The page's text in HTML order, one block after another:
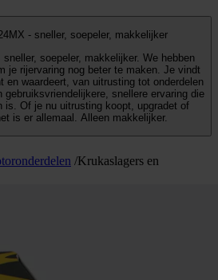
- sneller, soepeler, makkelijker
soepeler, makkelijker. We hebben
je rijervaring nog beter te maken. Je vindt
en waardeert, van uitrusting tot onderdelen
snellere ervaring die
is. Of je nu uitrusting koopt, upgradet of
is er allemaal. Alleen makkelijker.
/Krukaslagers en